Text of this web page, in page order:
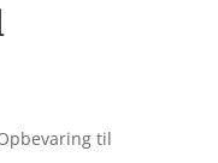
til